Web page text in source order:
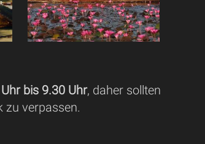
bis 9.30 Uhr, daher sollten
zu verpassen.